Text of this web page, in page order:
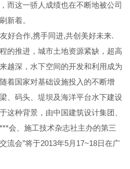
而这一骄人成绩也在不断地被公司
新着。
好合作,携手同进,共创美好未来.
的推进，城市土地资源紧缺，超高
越深，水下空间的开发和利用成为
着国家对基础设施投入的不断增
、码头、堤坝及海洋平台水下建设
这种背景，由中国建筑设计集团、
会、施工技术杂志社主办的第三
流会”将于2013年5月17~18日在广